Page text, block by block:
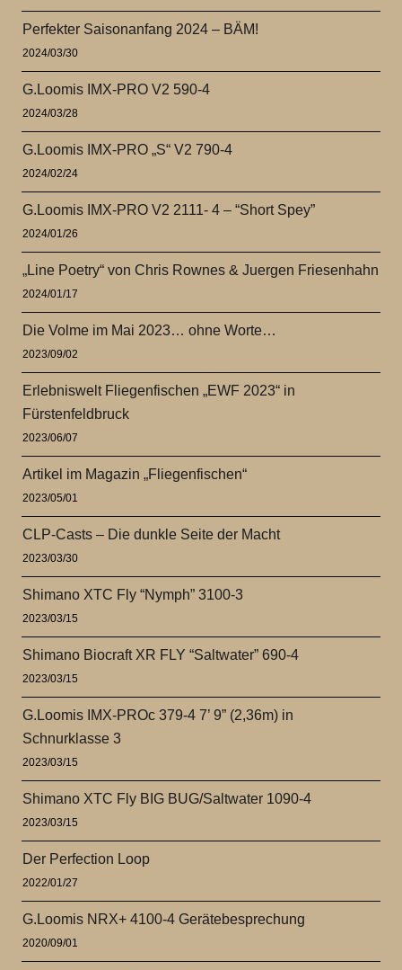
Perfekter Saisonanfang 2024 – BÄM!
2024/03/30
G.Loomis IMX-PRO V2 590-4
2024/03/28
G.Loomis IMX-PRO „S“ V2 790-4
2024/02/24
G.Loomis IMX-PRO V2 2111- 4 – “Short Spey”
2024/01/26
„Line Poetry“ von Chris Rownes & Juergen Friesenhahn
2024/01/17
Die Volme im Mai 2023… ohne Worte…
2023/09/02
Erlebniswelt Fliegenfischen „EWF 2023“ in
Fürstenfeldbruck
2023/06/07
Artikel im Magazin „Fliegenfischen“
2023/05/01
CLP-Casts – Die dunkle Seite der Macht
2023/03/30
Shimano XTC Fly “Nymph” 3100-3
2023/03/15
Shimano Biocraft XR FLY “Saltwater” 690-4
2023/03/15
G.Loomis IMX-PROc 379-4 7’ 9” (2,36m) in
Schnurklasse 3
2023/03/15
Shimano XTC Fly BIG BUG/Saltwater 1090-4
2023/03/15
Der Perfection Loop
2022/01/27
G.Loomis NRX+ 4100-4 Gerätebesprechung
2020/09/01